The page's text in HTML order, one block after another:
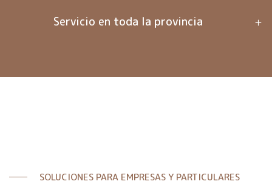
Servicio en toda la provincia
SOLUCIONES PARA EMPRESAS Y PARTICULARES